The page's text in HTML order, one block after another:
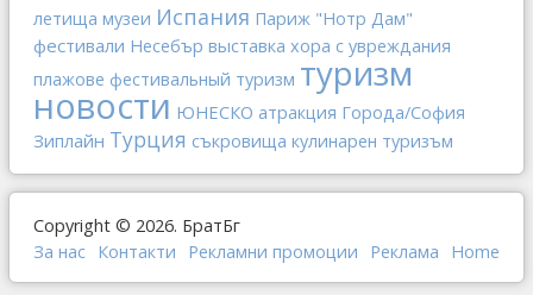
летища музеи Испания Париж "Нотр Дам"
фестивали Несебър выставка хора с увреждания
плажове фестивальный туризм туризм
новости ЮНЕСКО атракция Города/София
Зиплайн Турция съкровища кулинарен туризъм
Copyright © 2026. БратБг
За нас Контакти Рекламни промоции Реклама Home